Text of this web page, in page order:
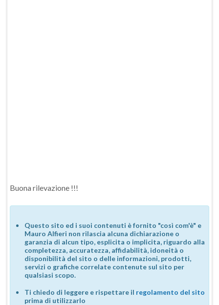
Buona rilevazione !!!
Questo sito ed i suoi contenuti è fornito "così com'è" e
Mauro Alfieri non rilascia alcuna dichiarazione o
garanzia di alcun tipo, esplicita o implicita, riguardo alla
completezza, accuratezza, affidabilità, idoneità o
disponibilità del sito o delle informazioni, prodotti,
servizi o grafiche correlate contenute sul sito per
qualsiasi scopo.
Ti chiedo di leggere e rispettare il regolamento del sito
prima di utilizzarlo